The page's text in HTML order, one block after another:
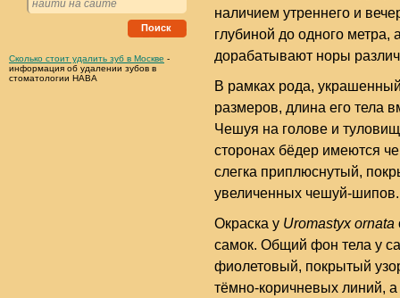
Поиск
Сколько стоит удалить зуб в Москве -
информация об удалении зубов в
стоматологии НАВА
наличием утреннего и
глубиной до одного метра,
дорабатывают норы
В рамках рода,
размеров, длина его тела
Чешуя на голове и
сторонах бёдер имеются
слегка приплюснутый,
увеличенных чешуй-
Окраска у Uromastyx ornata
самок. Общий фон тела у
фиолетовый, покрытый
тёмно-коричневых линий,